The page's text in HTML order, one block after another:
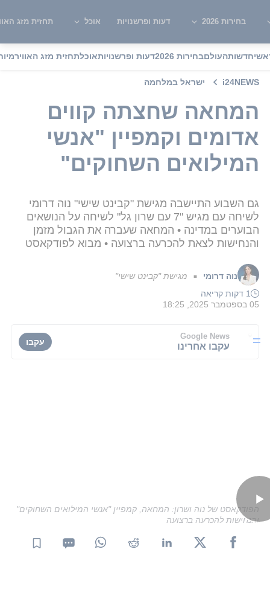
בחירות 2026 דעות ופרשנויות אוכל תחזית מזג
חדשותהעולםבחירות 2026 דעות ופרשנויותאוכלתחזית מזג האוויר
i24NEWS ישראל במלחמה
המחאה שחצתה קווים
אדומים וקמפיין "אנשי
המילואים השחוקים"
גם השבוע התיישבה מגישת "קבינט שישי" נוה דרומי
לשיחה עם מגיש "7 עם שרון גל" לשיחה על הנושאים
הבוערים במדינה • המחאה שעברה את הגבול מזמן
והנחישות לצאת להכרעה ברצועה • מבוא לפודקאסט
נוה דרומי ■ מגישת "קבינט שישי"
1 דקות קריאה
05 בספטמבר 2025, 18:25
Google News
עקבו אחרינו עקבו
הפודקאסט של נוה ושרון: המחאה, קמפיין "אנשי המילואים השחוקים"
והנחישות להכרעה ברצועה